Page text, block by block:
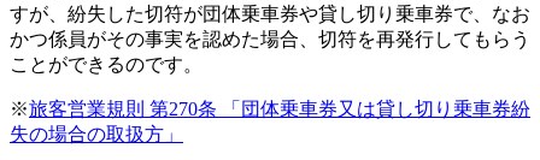
すが、紛失した切符が団体乗車券や貸し切り乗車券で、なお
かつ係員がその事実を認めた場合、切符を再発行してもらう
ことができるのです。
※旅客営業規則 第270条 「団体乗車券又は貸し切り乗車券紛
失の場合の取扱方」